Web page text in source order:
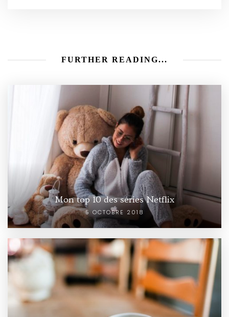
FURTHER READING...
Mon top 10 des séries Netflix
5 OCTOBRE 2018